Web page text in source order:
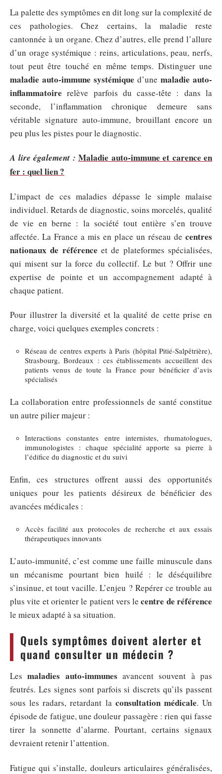
La palette des symptômes en dit long sur la complexité de
ces pathologies. Chez certains, la maladie reste
cantonnée à un organe. Chez d’autres, elle prend l’allure
d’un orage systémique : reins, articulations, peau, nerfs,
tout peut être touché en même temps. Distinguer une
maladie auto-immune systémique d’une maladie auto-
inflammatoire relève parfois du casse-tête : dans la
seconde, l’inflammation chronique demeure sans
véritable signature auto-immune, brouillant encore un
peu plus les pistes pour le diagnostic.
A lire également : Maladie auto-immune et carence en
fer : quel lien ?
L’impact de ces maladies dépasse le simple malaise
individuel. Retards de diagnostic, soins morcelés, qualité
de vie en berne : la société tout entière s’en trouve
affectée. La France a mis en place un réseau de centres
nationaux de référence et de plateformes spécialisées,
qui misent sur la force du collectif. Le but ? Offrir une
expertise de pointe et un accompagnement adapté à
chaque patient.
Pour illustrer la diversité et la qualité de cette prise en
charge, voici quelques exemples concrets :
Réseau de centres experts à Paris (hôpital Pitié-Salpêtrière),
Strasbourg, Bordeaux : ces établissements accueillent des
patients venus de toute la France pour bénéficier d’avis
spécialisés
La collaboration entre professionnels de santé constitue
un autre pilier majeur :
Interactions constantes entre internistes, rhumatologues,
immunologistes : chaque spécialité apporte sa pierre à
l’édifice du diagnostic et du suivi
Enfin, ces structures offrent aussi des opportunités
uniques pour les patients désireux de bénéficier des
avancées médicales :
Accès facilité aux protocoles de recherche et aux essais
thérapeutiques innovants
L’auto-immunité, c’est comme une faille minuscule dans
un mécanisme pourtant bien huilé : le déséquilibre
s’insinue, et tout vacille. L’enjeu ? Repérer ce trouble au
plus vite et orienter le patient vers lecentre de référence
le mieux adapté à sa situation.
Quels symptômes doivent alerter et
quand consulter un médecin ?
Lesmaladies auto-immunes avancent souvent à pas
feutrés. Les signes sont parfois si discrets qu’ils passent
sous les radars, retardant la consultation médicale. Un
épisode de fatigue, une douleur passagère : rien qui fasse
tirer la sonnette d’alarme. Pourtant, certains signaux
devraient retenir l’attention.
Fatigue qui s’installe, douleurs articulaires généralisées,